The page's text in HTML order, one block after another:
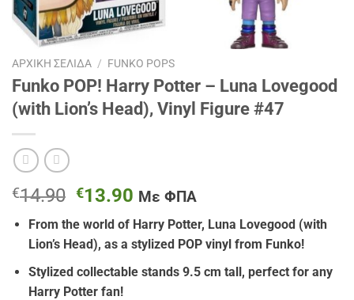
ΑΡΧΙΚΉ ΣΕΛΊΔΑ / FUNKO POPS
Funko POP! Harry Potter – Luna Lovegood
(with Lion’s Head), Vinyl Figure #47
€14.90 Original
price
was:
€14.90.
€13.90 Η
τρέχουσα
τιμή
είναι:
€13.90.
Με ΦΠΑ
From the world of Harry Potter, Luna Lovegood (with
Lion’s Head), as a stylized POP vinyl from Funko!
Stylized collectable stands 9.5 cm tall, perfect for any
Harry Potter fan!